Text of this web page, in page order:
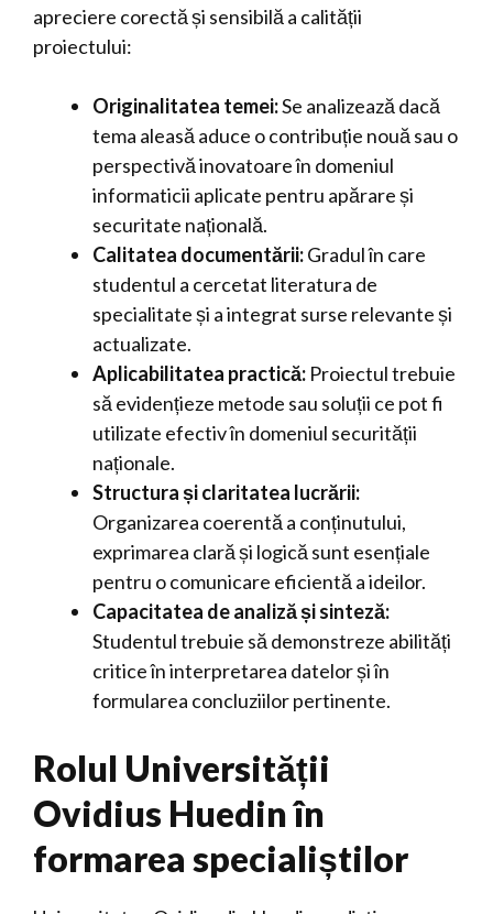
apreciere corectă și sensibilă a calității
proiectului:
Originalitatea temei:Se analizează dacă
tema aleasă aduce o contribuție nouă sau o
perspectivă inovatoare în domeniul
informaticii aplicate pentru apărare și
securitate națională.
Calitatea documentării:Gradul în care
studentul a cercetat literatura de
specialitate și a integrat surse relevante și
actualizate.
Aplicabilitatea practică: Proiectul trebuie
să evidențieze metode sau soluții ce pot fi
utilizate efectiv în domeniul securității
naționale.
Structura și claritatea lucrării:
Organizarea coerentă a conținutului,
exprimarea clară și logică sunt esențiale
pentru o comunicare eficientă a ideilor.
Capacitatea de analiză și sinteză:
Studentul trebuie să demonstreze abilități
critice în interpretarea datelor și în
formularea concluziilor pertinente.
Rolul Universității
Ovidius Huedin în
formarea specialiștilor